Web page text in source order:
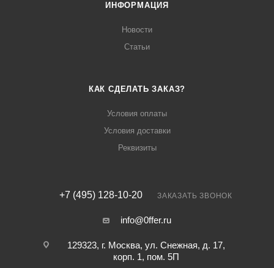
ИНФОРМАЦИЯ
Новости
Статьи
КАК СДЕЛАТЬ ЗАКАЗ?
Условия оплаты
Условия доставки
Реквизиты
+7 (495) 128-10-20 ЗАКАЗАТЬ ЗВОНОК
info@0ffer.ru
129323, г. Москва, ул. Снежная, д. 17,
корп. 1, пом. 5П